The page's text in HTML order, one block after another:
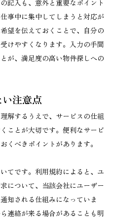
記入も、意外と重要なポイント
事中に集中してしまうと対応が
望を伝えておくことで、自分の
けやすくなります。入力の手間
が、満足度の高い物件探しへの
注意点
解するうえで、サービスの仕組
ことが大切です。便利なサービ
くべきポイントがあります。
てです。利用規約によると、ユ
について、当該会社にユーザー
知される仕組みになっていま
連絡が来る場合があることも明